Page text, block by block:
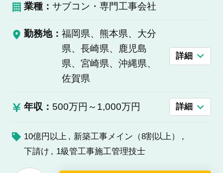
業種： サブコン・専門工事会社
勤務地： 福岡県、熊本県、大分
県、長崎県、鹿児島
県、宮崎県、沖縄県、
佐賀県
詳細
年収： 500万円～1,000万円 詳細
10億円以上
新築工事メイン（8割以上）
下請け
1級管工事施工管理技士